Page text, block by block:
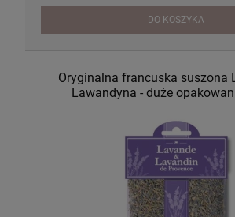
DO KOSZYKA
Oryginalna francuska suszona
Lawandyna - duże